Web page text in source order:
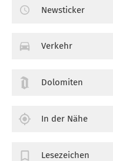
Newsticker
Verkehr
Dolomiten
In der Nähe
Lesezeichen